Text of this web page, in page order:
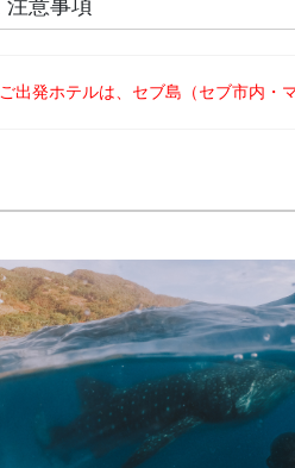
注意事項
ご出発ホテルは、セブ島（セブ市内・